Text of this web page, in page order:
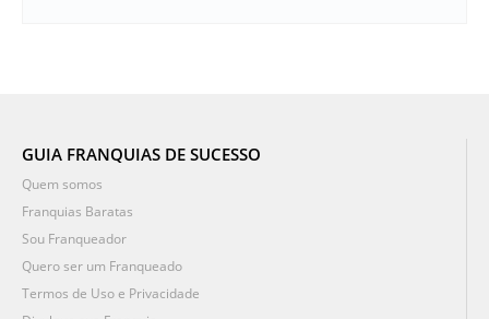
GUIA FRANQUIAS DE SUCESSO
Quem somos
Franquias Baratas
Sou Franqueador
Quero ser um Franqueado
Termos de Uso e Privacidade